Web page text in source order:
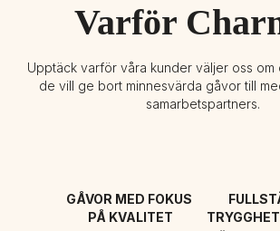
Varför
Upptäck varför våra kunder väljer oss om
de vill ge bort minnesvärda gåvor till
samarbetspartners.
GÅVOR MED FOKUS
PÅ KVALITET